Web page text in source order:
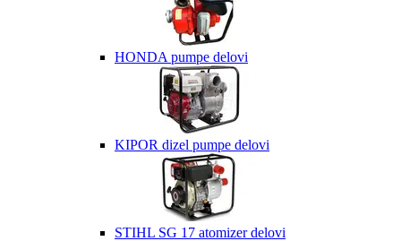
HONDA pumpe delovi
KIPOR dizel pumpe delovi
STIHL SG 17 atomizer delovi